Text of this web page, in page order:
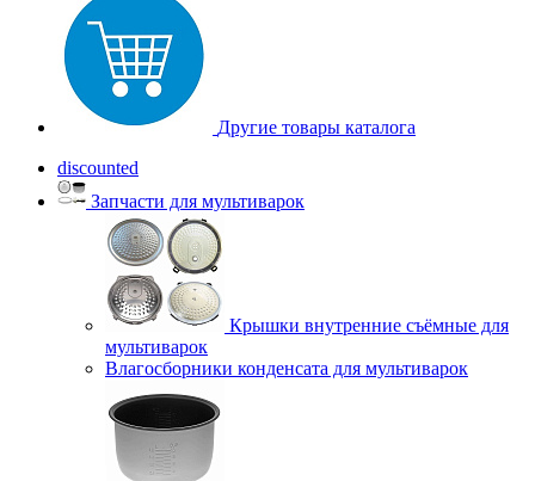
Другие товары каталога
discounted
Запчасти для мультиварок
Крышки внутренние съёмные для
мультиварок
Влагосборники конденсата для мультиварок